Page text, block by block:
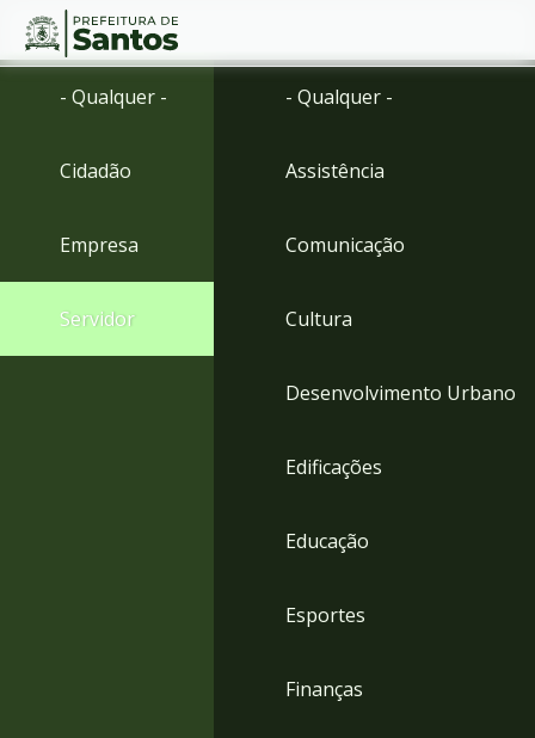
Ir
menu
para
Conteúdo
- Qualquer -
Cidadão
Empresa
Servidor
- Qualquer -
Assistência
Comunicação
Cultura
Desenvolvimento Urbano
Edificações
Educação
Esportes
Finanças